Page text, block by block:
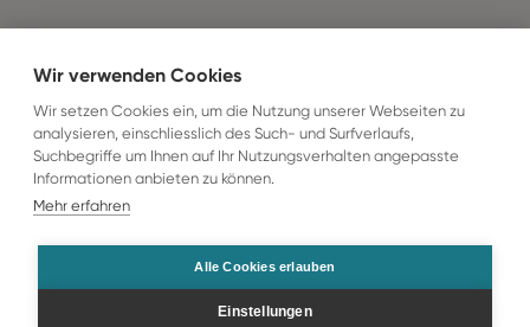
Wir verwenden Cookies
Wir setzen Cookies ein, um die Nutzung unserer Webseiten zu
analysieren, einschliesslich des Such- und Surfverlaufs,
Suchbegriffe um Ihnen auf Ihr Nutzungsverhalten angepasste
Informationen anbieten zu können.
Mehr erfahren
Alle Cookies erlauben
Einstellungen